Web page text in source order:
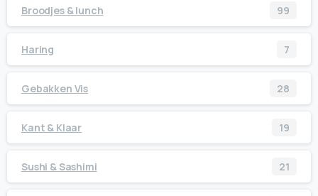
Broodjes & lunch 99
Haring 7
Gebakken Vis 28
Kant & Klaar 19
Sushi & Sashimi 21